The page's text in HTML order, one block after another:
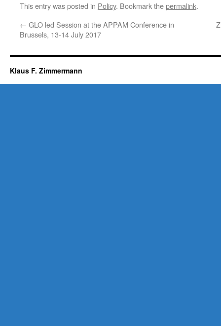
This entry was posted in Policy. Bookmark thepermalink.
← GLO led Session at the APPAM Conference in
Brussels, 13-14 July 2017
Klaus F. Zimmermann